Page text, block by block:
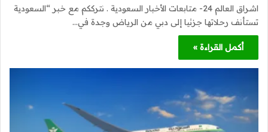
اشراق العالم 24- متابعات الأخبار السعودية . نترككم مع خبر “السعودية
تستأنف رحلاتها جزئيا إلى دبي من الرياض وجدة في…
أكمل القراءة »